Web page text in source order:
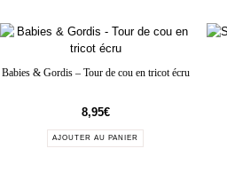
Babies & Gordis – Tour de cou en tricot écru
8,95€
AJOUTER AU PANIER